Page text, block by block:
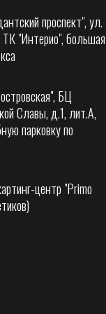
проспект", ул.
"Интерио", большая
БЦ
Славы, д.1, лит.А,
парковку по
центр "Primo